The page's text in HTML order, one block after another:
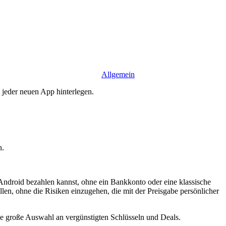
Allgemein
neuen App hinterlegen.
bezahlen kannst, ohne ein Bankkonto oder eine klassische
ohne die Risiken einzugehen, die mit der Preisgabe persönlicher
große Auswahl an vergünstigten Schlüsseln und Deals.